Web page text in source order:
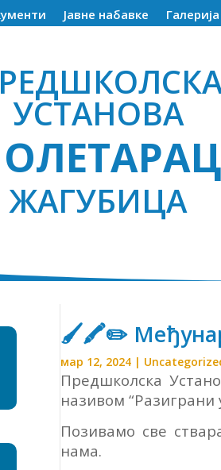
Јавне набавке Галерија
УСТАНОВА
ЖАГУБИЦА
🖌🖍✏️
мар 12, 2024 |
Предшколска
називом “Разиграни
Позивамо све
нама.